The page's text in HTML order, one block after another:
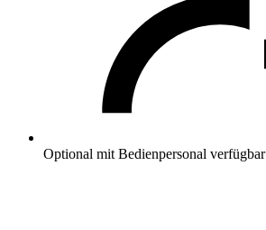
Optional mit Bedienpersonal verfügbar